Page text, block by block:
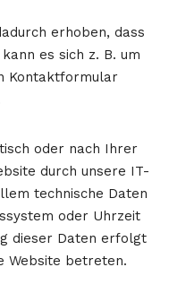
erhoben, dass
es sich z. B. um
Kontaktformular
oder nach Ihrer
durch unsere IT-
technische Daten
oder Uhrzeit
dieser Daten erfolgt
Website betreten.